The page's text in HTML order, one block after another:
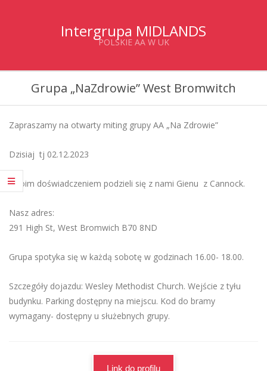
Intergrupa MIDLANDS
POLSKIE AA W UK
Navigation
Menu
Grupa „NaZdrowie” West Bromwitch
Zapraszamy na otwarty miting grupy AA „Na Zdrowie”
Dzisiaj tj 02.12.2023
swoim doświadczeniem podzieli się z nami Gienu z Cannock.
Nasz adres:
291 High St, West Bromwich B70 8ND
Grupa spotyka się w każdą sobotę w godzinach 16.00- 18.00.
Szczegóły dojazdu: Wesley Methodist Church. Wejście z tyłu
budynku. Parking dostępny na miejscu. Kod do bramy
wymagany- dostępny u służebnych grupy.
Link do profilu